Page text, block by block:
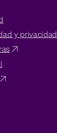
y privacidad